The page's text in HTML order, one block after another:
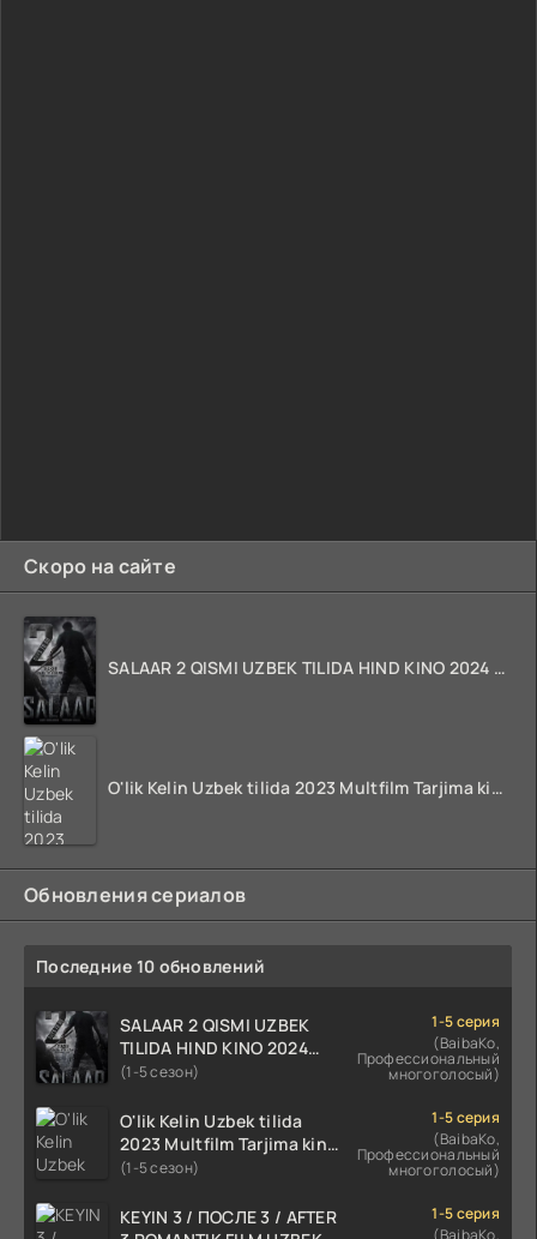
Скоро на сайте
SALAAR 2 QISMI UZBEK TILIDA HIND KINO 2024 TARJIMA 720p HD Skachat
O'lik Kelin Uzbek tilida 2023 Multfilm Tarjima kino skachat
Обновления сериалов
Последние 10 обновлений
SALAAR 2 QISMI UZBEK
TILIDA HIND KINO 2024
TARJIMA 720p HD Skachat
(1-5 сезон)
1-5 серия
(BaibaKo,
Профессиональный
многоголосый)
O'lik Kelin Uzbek tilida
2023 Multfilm Tarjima kino
skachat
(1-5 сезон)
1-5 серия
(BaibaKo,
Профессиональный
многоголосый)
KEYIN 3 / ПОСЛЕ 3 / AFTER
1-5 серия
(BaibaKo,